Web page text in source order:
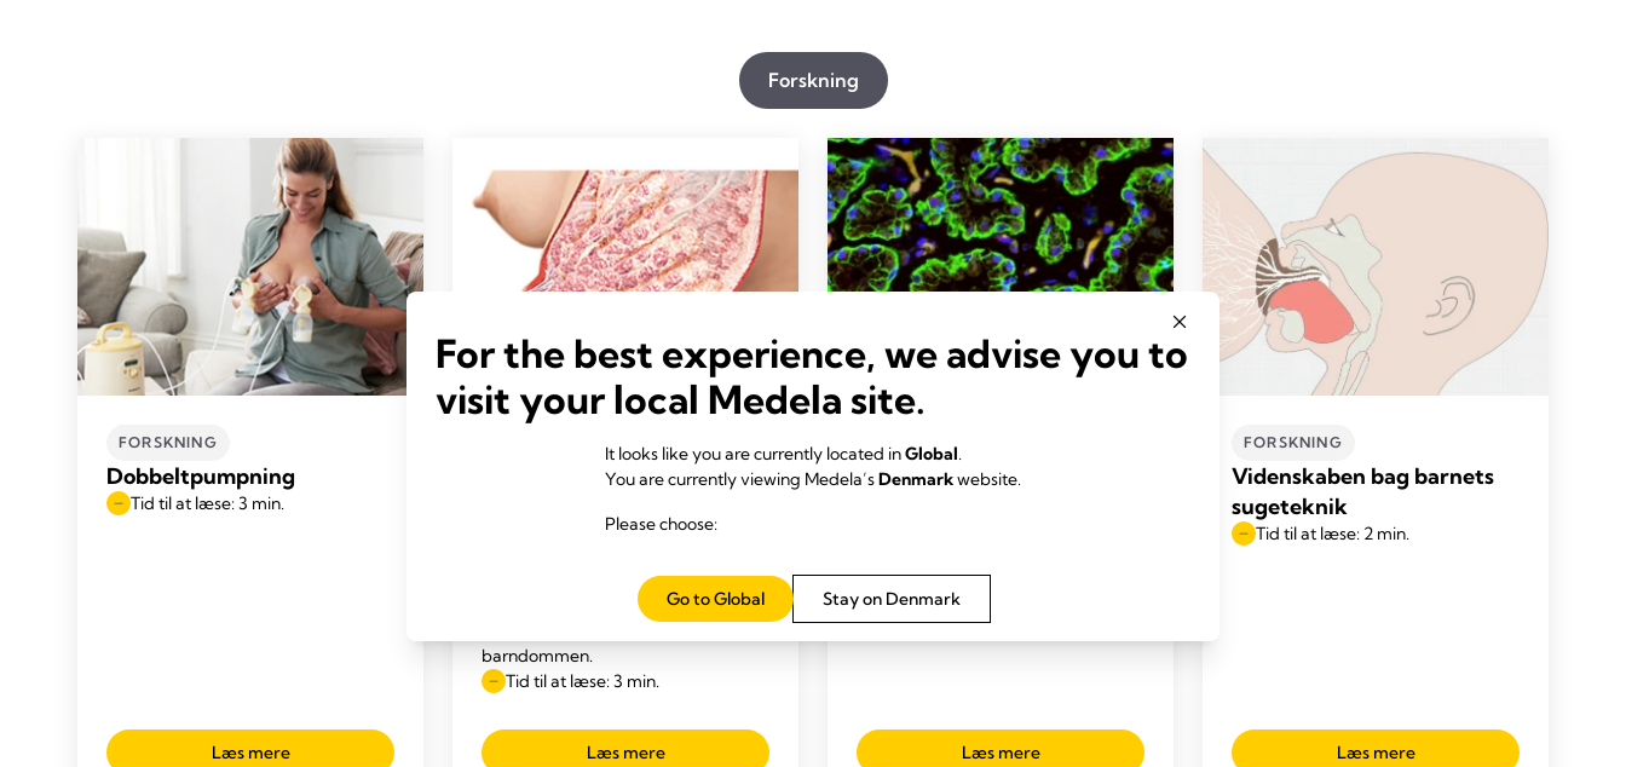
Forskning
FORSKNING
Dobbeltpumpning
Tid til at læse: 3 min.
Læs mere
Brystets anatomi
udvikle sig efter seks ugers
brystkirtlen kun rudimentære
kanaler, der har små køllelignende
barndommen.
Tid til at læse: 3 min.
Læs mere
Stamceller i brystmælk
Læs mere
FORSKNING
Videnskaben bag barnets
sugeteknik
Tid til at læse: 2 min.
Læs mere
For the best experience, we advise you to
visit your local Medela site.
It looks like you are currently located inGlobal.
You are currently viewing Medela’sDenmarkwebsite.
Please choose:
Stay on Denmark
Go to Global